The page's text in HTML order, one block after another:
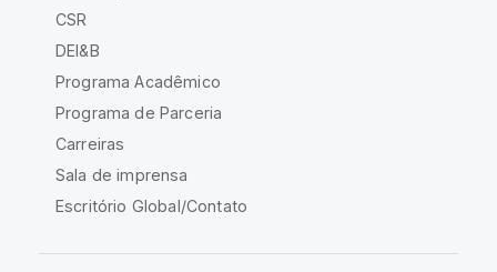
CSR
DEI&B
Programa Acadêmico
Programa de Parceria
Carreiras
Sala de imprensa
Escritório Global/Contato